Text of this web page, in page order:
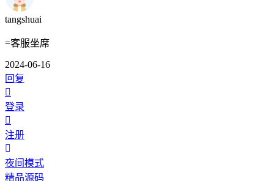
tangshuai
=客服坐席
2024-06-16
回复
登录
注册
夜间模式
精品源码